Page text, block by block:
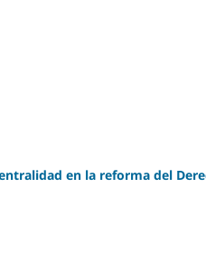
en la reforma del